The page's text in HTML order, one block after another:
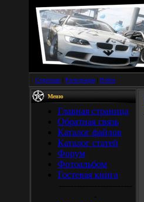
Стартовая Регистрация Войти
Меню
Главная страница
Обратная связь
Каталог файлов
Каталог статей
Форум
Фотоальбом
Гостевая книга